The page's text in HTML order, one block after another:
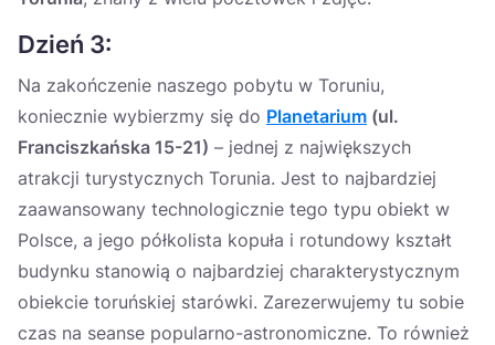
Dzień 3:
Na zakończenie naszego pobytu w Toruniu,
koniecznie wybierzmy się do Planetarium (ul.
Franciszkańska 15-21) – jednej z największych
atrakcji turystycznych Torunia. Jest to najbardziej
zaawansowany technologicznie tego typu obiekt w
Polsce, a jego półkolista kopuła i rotundowy kształt
budynku stanowią o najbardziej charakterystycznym
obiekcie toruńskiej starówki. Zarezerwujemy tu sobie
czas na seanse popularno-astronomiczne. To również